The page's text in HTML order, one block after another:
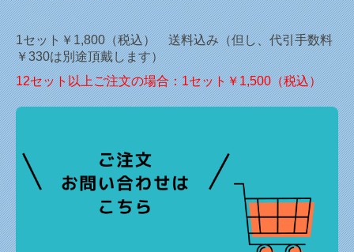
1セット￥1,800（税込） 送料込み（但し、代引手数料
￥330は別途頂戴します）
12セット以上ご注文の場合：1セット￥1,500（税込）